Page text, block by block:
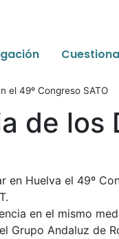
el 49º Congreso SATO
de los
Huelva el 49º
en el mismo
Andaluz de